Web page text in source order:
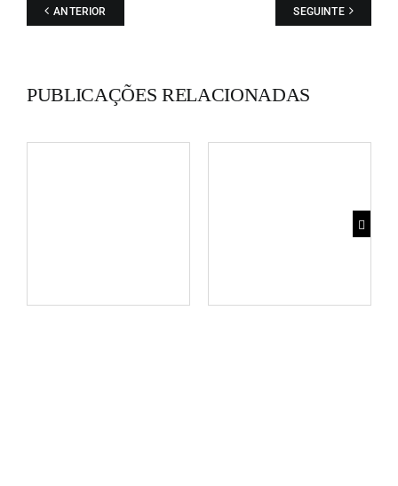
ANTERIOR SEGUINTE
PUBLICAÇÕES RELACIONADAS